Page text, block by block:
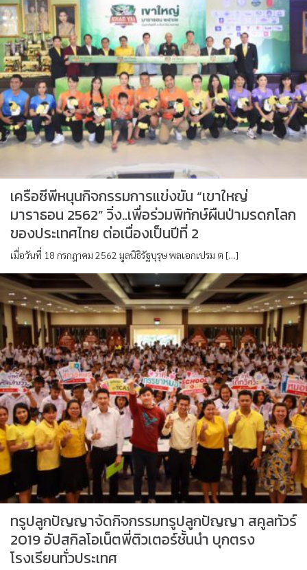
เครือซีพีหนุนกิจกรรมการแข่งขัน “เขาใหญ่
มาราธอน 2562” วิ่ง..เพื่อร่วมพิทักษ์ผืนป่ามรดกโลก
ของประเทศไทย ต่อเนื่องเป็นปีที่ 2
เมื่อวันที่ 18 กรกฎาคม 2562 มูลนิธิรัฐบุรุษ พลเอกเปรม ต […]
ทรูปลูกปัญญาจัดกิจกรรมทรูปลูกปัญญา สคูลทัวร์
2019 อัปสกิลโอเน็ตพี่ติวเตอร์ชั้นนำ บุกตรง
โรงเรียนทั่วประเทศ